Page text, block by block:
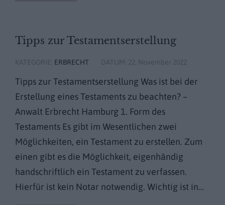
Tipps zur Testamentserstellung
KATEGORIE: ERBRECHT DATUM: 22. November 2022
Tipps zur Testamentserstellung Was ist bei der
Erstellung eines Testaments zu beachten? –
Anwalt Erbrecht Hamburg 1. Form des
Testaments Es gibt im Wesentlichen zwei
Möglichkeiten, ein Testament zu erstellen. Zum
einen gibt es die Möglichkeit, eigenhändig
handschriftlich ein Testament zu verfassen.
Hierfür ist kein Notar notwendig. Wichtig ist in…